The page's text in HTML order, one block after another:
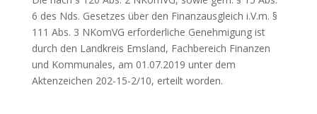
6 des Nds. Gesetzes über den Finanzausgleich i.V.m. §
111 Abs. 3 NKomVG erforderliche Genehmigung ist
durch den Landkreis Emsland, Fachbereich Finanzen
und Kommunales, am 01.07.2019 unter dem
Aktenzeichen 202-15-2/10, erteilt worden.